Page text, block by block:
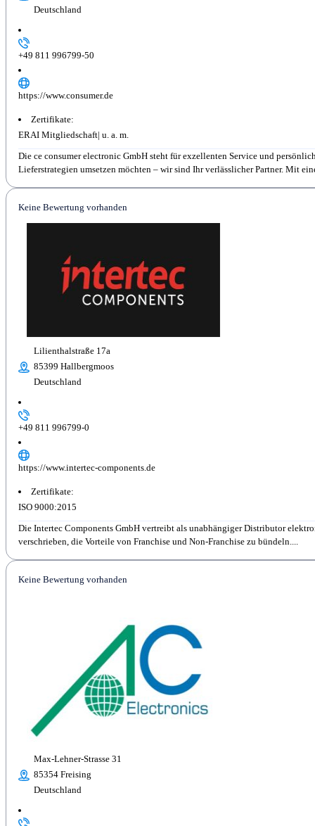
Deutschland
+49 811 996799-50
https://www.consumer.de
Zertifikate:
ERAI Mitgliedschaft
Die ce consumer electronic GmbH steht für exzellenten Service und
Lieferstrategien umsetzen möchten – wir sind Ihr verlässlicher Partner. Mit
Lilienthalstraße 17a
85399 Hallbergmoos
Deutschland
+49 811 996799-0
https://www.intertec-components.de
Zertifikate:
ISO 9000:2015
Die Intertec Components GmbH vertreibt als unabhängiger Distributor
verschrieben, die Vorteile von Franchise und Non-Franchise zu bündeln....
Keine Bewertung vorhanden
Max-Lehner-Strasse 31
85354 Freising
Deutschland
Keine Bewertung vorhanden